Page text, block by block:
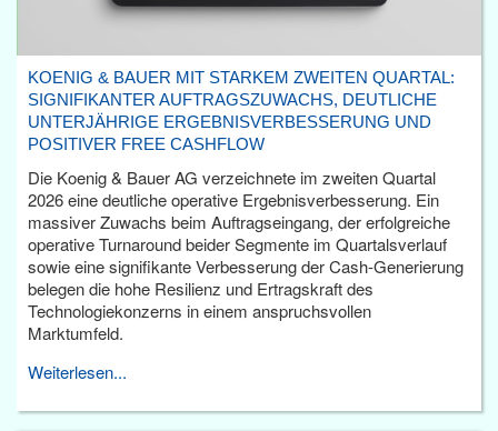
KOENIG & BAUER MIT STARKEM ZWEITEN QUARTAL:
SIGNIFIKANTER AUFTRAGSZUWACHS, DEUTLICHE
UNTERJÄHRIGE ERGEBNISVERBESSERUNG UND
POSITIVER FREE CASHFLOW
Die Koenig & Bauer AG verzeichnete im zweiten Quartal
2026 eine deutliche operative Ergebnisverbesserung. Ein
massiver Zuwachs beim Auftragseingang, der erfolgreiche
operative Turnaround beider Segmente im Quartalsverlauf
sowie eine signifikante Verbesserung der Cash-Generierung
belegen die hohe Resilienz und Ertragskraft des
Technologiekonzerns in einem anspruchsvollen
Marktumfeld.
Weiterlesen...